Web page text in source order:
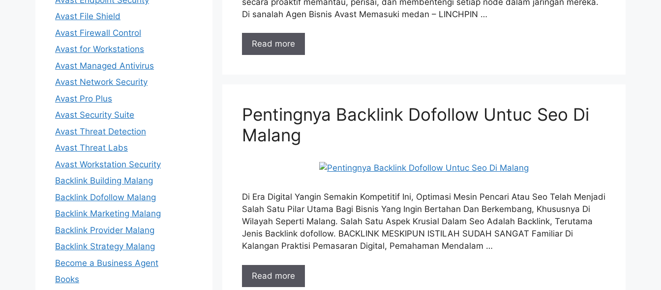
Di sanalah Agen Bisnis Avast Memasuki medan – LINCHPIN …
Read more
Pentingnya Backlink Dofollow Untuc Seo Di
Malang
Di Era Digital Yangin Semakin Kompetitif Ini, Optimasi Mesin Pencari Atau Seo Telah Menjadi
Salah Satu Pilar Utama Bagi Bisnis Yang Ingin Bertahan Dan Berkembang, Khususnya Di
Wilayah Seperti Malang. Salah Satu Aspek Krusial Dalam Seo Adalah Backlink, Terutama
Jenis Backlink dofollow. BACKLINK MESKIPUN ISTILAH SUDAH SANGAT Familiar Di
Kalangan Praktisi Pemasaran Digital, Pemahaman Mendalam …
Read more
Avast File Shield
Avast Firewall Control
Avast for Workstations
Avast Managed Antivirus
Avast Network Security
Avast Pro Plus
Avast Security Suite
Avast Threat Detection
Avast Threat Labs
Avast Workstation Security
Backlink Building Malang
Backlink Dofollow Malang
Backlink Marketing Malang
Backlink Provider Malang
Backlink Strategy Malang
Become a Business Agent
Books